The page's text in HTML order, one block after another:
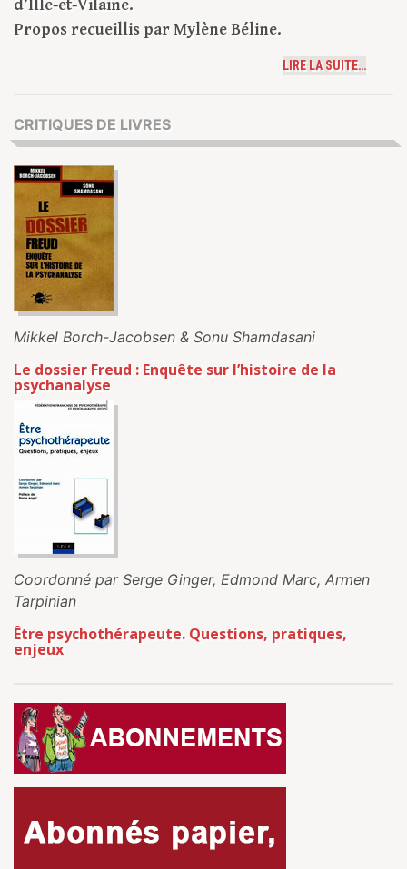
d’Ille-et-Vilaine.
Propos recueillis par Mylène Béline.
LIRE LA SUITE…
CRITIQUES DE LIVRES
Mikkel Borch-Jacobsen & Sonu Shamdasani
Le dossier Freud : Enquête sur l’histoire de la
psychanalyse
Coordonné par Serge Ginger, Edmond Marc, Armen
Tarpinian
Être psychothérapeute. Questions, pratiques,
enjeux